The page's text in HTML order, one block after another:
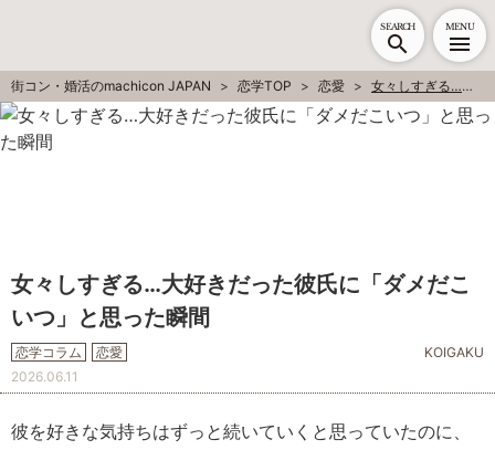
SEARCH MENU
街コン・婚活のmachicon JAPAN 恋学TOP 恋愛 女々しすぎる…大好きだった彼氏に「ダメだこいつ」と思った瞬間
女々しすぎる…大好きだった彼氏に「ダメだこ
いつ」と思った瞬間
恋学コラム 恋愛
KOIGAKU
2026.06.11
彼を好きな気持ちはずっと続いていくと思っていたのに、